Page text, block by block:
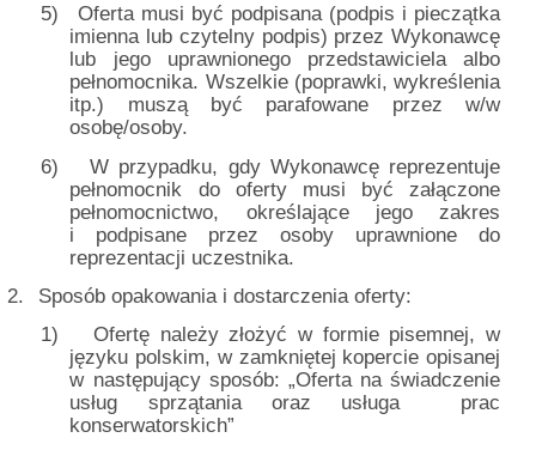
5)
Oferta musi być podpisana (podpis i pieczątka
imienna lub czytelny podpis) przez Wykonawcę
lub jego uprawnionego przedstawiciela albo
pełnomocnika. Wszelkie (poprawki, wykreślenia
itp.) muszą być parafowane przez w/w
osobę/osoby.
6)
W przypadku, gdy Wykonawcę reprezentuje
pełnomocnik do oferty musi być załączone
pełnomocnictwo, określające jego zakres
i podpisane przez osoby uprawnione do
reprezentacji uczestnika.
2.
Sposób opakowania i dostarczenia oferty:
1)
Ofertę należy złożyć w formie pisemnej, w
języku polskim, w zamkniętej kopercie opisanej
w następujący sposób: „Oferta na świadczenie
usług sprzątania
oraz usługa
prac
konserwatorskich”